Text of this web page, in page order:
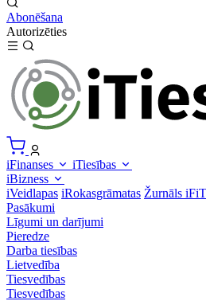
Abonēšana
Autorizēties
iFinanses
iTiesības
iBizness
iVeidlapas iRokasgrāmatas Žurnāls iFiT
Pasākumi
Līgumi un darījumi
Pieredze
Darba tiesības
Lietvedība
Tiesvedības
Tiesvedības